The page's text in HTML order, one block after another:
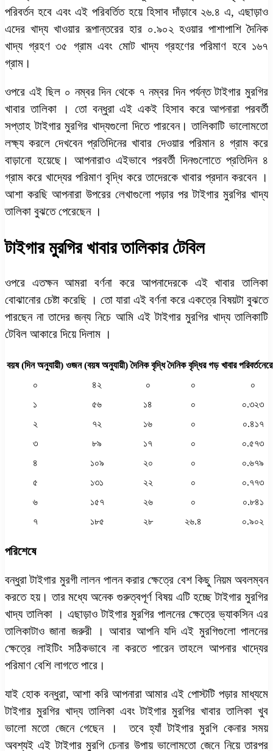
পরিবর্তন হবে এবং এই পরিবর্তিত হয়ে হিসাব দাঁড়াবে ২৬.৪ এ, এছাড়াও
এদের খাদ্য খাওয়ার রূপান্তরের হার ০.৯০২ হওয়ার পাশাপাশি দৈনিক
খাদ্য গ্রহণ ৩৫ গ্রাম এবং মোট খাদ্য গ্রহণের পরিমাণ হবে ১৬৭
গ্রাম।
ওপরে এই ছিল ০ নম্বর দিন থেকে ৭ নম্বর দিন পর্যন্ত টাইগার মুরগির
খাবার তালিকা । তো বন্ধুরা এই একই হিসাব করে আপনারা পরবর্তী
সপ্তাহ টাইগার মুরগির খাদ্যগুলো দিতে পারবেন। তালিকাটি ভালোমতো
লক্ষ্য করলে দেখবেন প্রতিদিনের খাবার দেওয়ার পরিমান ৪ গ্রাম করে
বাড়ানো হয়েছে। আপনারাও এইভাবে পরবর্তী দিনগুলোতে প্রতিদিন ৪
গ্রাম করে খাদ্যের পরিমাণ বৃদ্ধি করে তাদেরকে খাবার প্রদান করবেন ।
আশা করছি আপনারা উপরের লেখাগুলো পড়ার পর টাইগার মুরগির খাদ্য
তালিকা বুঝতে পেরেছেন ।
টাইগার মুরগির খাবার তালিকার টেবিল
ওপরে এতক্ষন আমরা বর্ণনা করে আপনাদেরকে এই খাবার তালিকা
বোঝানোর চেষ্টা করেছি । তো যারা এই বর্ণনা করে একত্রে বিষয়টা বুঝতে
পারছেন না তাদের জন্য নিচে আমি এই টাইগার মুরগির খাদ্য তালিকাটি
টেবিল আকারে দিয়ে দিলাম ।
বয়ষ (দিন অনুযায়ী) ওজন (বয়ষ অনুযায়ী) দৈনিক বৃদ্ধি দৈনিক বৃদ্ধির গড় খাবার
০
৪২ ০ ০
০
১
৫৬ ১৪ ০
০.৩২৩
২
৭২ ১৬ ০
০.৪১৭
৩
৮৯ ১৭ ০
০.৫৭৩
৪
১০৯ ২০ ০
০.৬৭৯
৫
১৩১ ২২ ০
০.৭৭৩
৬
১৫৭ ২৬ ০
০.৮৪১
৭
১৮৫ ২৮ ২৬.৪ ০.৯০২
পরিশেষে
বন্ধুরা টাইগার মুরগী লালন পালন করার ক্ষেত্রে বেশ কিছু নিয়ম অবলম্বন
করতে হয়। তার মধ্যে অনেক গুরুত্বপূর্ণ বিষয় এটি হচ্ছে টাইগার মুরগির
খাদ্য তালিকা । এছাড়াও টাইগার মুরগির পালনের ক্ষেত্রে ভ্যাকসিন এর
তালিকাটাও জানা জরুরী । আবার আপনি যদি এই মুরগিগুলো পালনের
ক্ষেত্রে লাইটিং সঠিকভাবে না করতে পারেন তাহলে আপনার খাদ্যের
পরিমাণ বেশি লাগতে পারে।
যাই হোক বন্ধুরা, আশা করি আপনারা আমার এই পোস্টটি পড়ার মাধ্যমে
টাইগার মুরগির খাদ্য তালিকা এবং টাইগার মুরগির খাবার তালিকা খুব
ভালো মতো জেনে গেছেন । তবে হ্যাঁ টাইগার মুরগি কেনার সময়
অবশ্যই এই টাইগার মুরগি চেনার উপায় ভালোমতো জেনে নিয়ে তারপর